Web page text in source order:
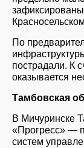
По
пострадали. К
оказывается
Тамбовская
В Мичуринске
«Прогресс» —
систем